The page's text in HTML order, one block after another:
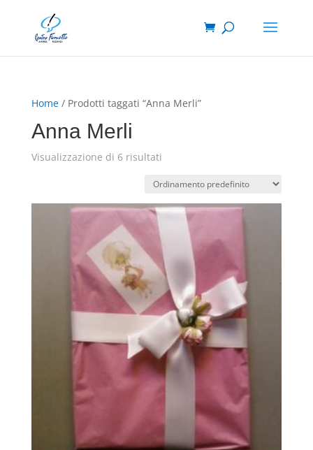
Home/ Prodotti taggati “Anna Merli”
Anna Merli
Visualizzazione di 6 risultati